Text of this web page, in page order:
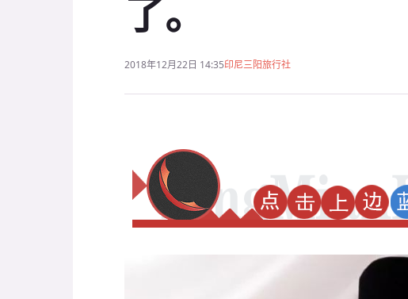
了。
2018年12月22日 14:35印尼三阳旅行社